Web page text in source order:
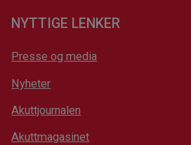
NYTTIGE LENKER
Presse og media
Nyheter
Akuttjournalen
Akuttmagasinet